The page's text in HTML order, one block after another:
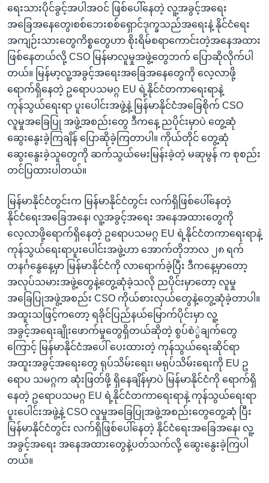
သို့
ကျော်
ရန်
ရေးသားပိုင်ခွင့်အပါအဝင် ဖြစ်ပေါ်နေတဲ့ လူ့အခွင့်အရေး
အခြေအနေတွေ၊စစ်ဘေးစစ်ရှောင်ဒုက္ခသည်အရေးနဲ့ နိုင်ငံရေး
အကျဉ်းသားတွေကိစ္စတွေဟာ စိုးရိမ်စရာကောင်းတဲ့အနေအထား
ဖြစ်နေတယ်လို့ CSO မြန်မာလူမှုအဖွဲ့တွေဘက် ပြောဆိုလိုက်ပါ
တယ်။ မြန်မာ့လူ့အခွင့်အရေးအခြေအနေတွေကို လေ့လာဖို့
ရောက်ရှိနေတဲ့ ဥရောပသမဂ္ဂ EU ရဲ့နိုင်ငံတကာရေးရာနဲ့
ကုန်သွယ်ရေးရာ ပူးပေါင်းအဖွဲ့နဲ့ မြန်မာနိုင်ငံအခြေစိုက် CSO
လူမှုအခြေပြု အဖွဲ့အစည်းတွေ ဒီကနေ့ ညပိုင်းမှာပဲ တွေ့ဆုံ
ဆွေးနွေးခဲ့ကြချိန် ပြောဆိုခဲ့ကြတာပါ။ ကိုယ်တိုင် တွေ့ဆုံ
ဆွေးနွေးခဲ့သူတွေကို ဆက်သွယ်မေးမြန်းခဲ့တဲ့ မဆုမွန် က စုစည်း
တင်ပြထားပါတယ်။
မြန်မာနိုင်ငံတွင်းက မြန်မာနိုင်ငံတွင်း လက်ရှိဖြစ်ပေါ်နေတဲ့
နိုင်ငံရေးအခြေအနေ၊ လူ့အခွင့်အရေး အနေအထားတွေကို
လေ့လာဖို့ရောက်ရှိနေတဲ့ ဥရောပသမဂ္ဂ EU ရဲ့နိုင်ငံတကာရေးရာနဲ့
ကုန်သွယ်ရေးရာပူးပေါင်းအဖွဲ့ဟာ အောက်တိုဘာလ ၂၈ ရက်
တနင်္ဂနွေနေ့မှာ မြန်မာနိုင်ငံကို လာရောက်ခဲ့ပြီး ဒီကနေ့မှာတော့
အလုပ်သမားအဖွဲ့တွေနဲ့တွေ့ဆုံခဲ့သလို ညပိုင်းမှာတော့ လူမှု
အခြေပြုအဖွဲ့အစည်း CSO ကိုယ်စားလှယ်တွေနဲ့တွေ့ဆုံခဲ့တာပါ။
အထူးသဖြင့်ကတော့ ရခိုင်ပြည်နယ်မြောက်ပိုင်းမှာ လူ့
အခွင့်အရေးချိုးဖောက်မှုတွေရှိတယ်ဆိုတဲ့ စွပ်စဲွဲချက်တွေ
ကြောင့် မြန်မာနိုင်ငံအပေါ် ပေးထားတဲ့ ကုန်သွယ်ရေးဆိုင်ရာ
အထူးအခွင့်အရေးတွေ ရုပ်သိမ်းရေး၊ မရုပ်သိမ်းရေးကို EU ဥ
ရောပ သမဂ္ဂက ဆုံးဖြတ်ဖို့ ရှိနေချိန်မှာပဲ မြန်မာနိုင်ငံကို ရောက်ရှိ
နေတဲ့ ဥရောပသမဂ္ဂ EU ရဲ့နိုင်ငံတကာရေးရာနဲ့ ကုန်သွယ်ရေးရာ
ပူးပေါင်းအဖွဲ့နဲ့ CSO လူမှုအခြေပြုအဖွဲ့အစည်းတွေတွေ့ဆုံ ပြီး
မြန်မာနိုင်ငံတွင်း လက်ရှိဖြစ်ပေါ်နေတဲ့ နိုင်ငံရေးအခြေအနေ၊ လူ့
အခွင့်အရေး အနေအထားတွေနဲ့ပတ်သက်လို့ ဆွေးနွေးခဲ့ကြပါ
တယ်။